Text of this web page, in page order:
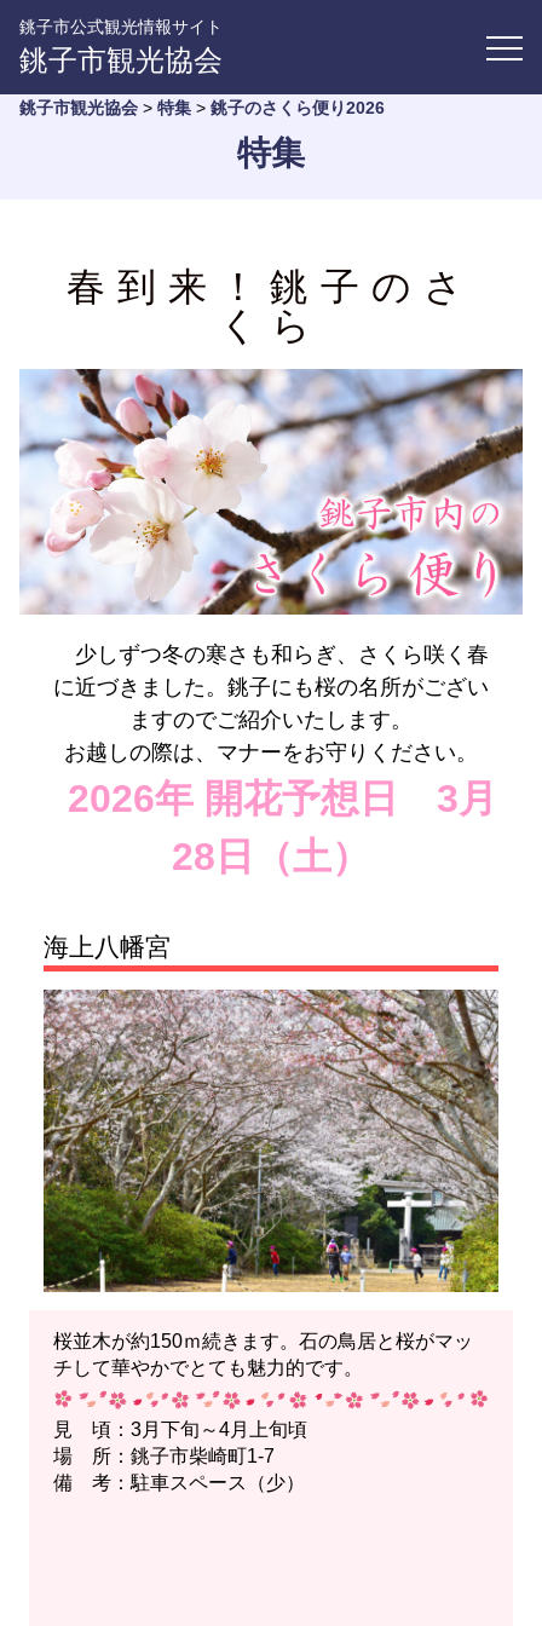
銚子市公式観光情報サイト
銚子市観光協会
銚子市観光協会 > 特集 > 銚子のさくら便り2026
特集
春到来！銚子のさ
くら
少しずつ冬の寒さも和らぎ、さくら咲く春
に近づきました。銚子にも桜の名所がござい
ますのでご紹介いたします。
お越しの際は、マナーをお守りください。
2026年 開花予想日 3月
28日（土）
海上八幡宮
桜並木が約150ｍ続きます。石の鳥居と桜がマッ
チして華やかでとても魅力的です。
見 頃：3月下旬～4月上旬頃
場 所：銚子市柴崎町1-7
備 考：駐車スペース（少）